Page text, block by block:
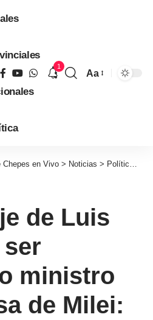
1
Aa
Chepes en Vivo > Noticias > Política >
de Luis
ministro
de Milei: